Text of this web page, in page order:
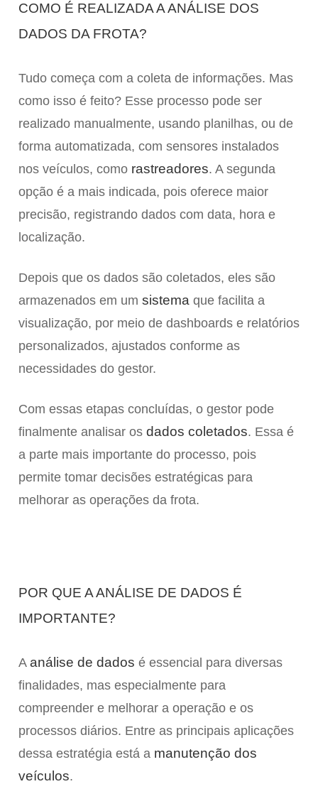
COMO É REALIZADA A ANÁLISE DOS
DADOS DA FROTA?
Tudo começa com a coleta de informações. Mas
como isso é feito? Esse processo pode ser
realizado manualmente, usando planilhas, ou de
forma automatizada, com sensores instalados
nos veículos, como rastreadores. A segunda
opção é a mais indicada, pois oferece maior
precisão, registrando dados com data, hora e
localização.
Depois que os dados são coletados, eles são
armazenados em um sistema que facilita a
visualização, por meio de dashboards e relatórios
personalizados, ajustados conforme as
necessidades do gestor.
Com essas etapas concluídas, o gestor pode
finalmente analisar os dados coletados. Essa é
a parte mais importante do processo, pois
permite tomar decisões estratégicas para
melhorar as operações da frota.
POR QUE A ANÁLISE DE DADOS É
IMPORTANTE?
A análise de dados é essencial para diversas
finalidades, mas especialmente para
compreender e melhorar a operação e os
processos diários. Entre as principais aplicações
dessa estratégia está a manutenção dos
veículos.